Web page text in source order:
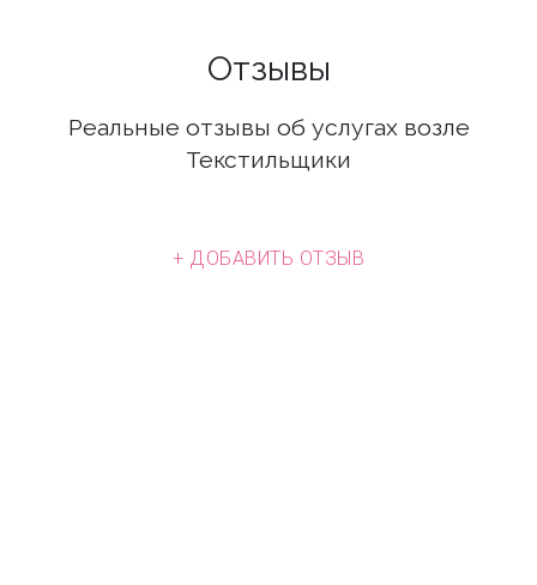
Отзывы
Реальные отзывы об услугах возле
Текстильщики
+ ДОБАВИТЬ ОТЗЫВ